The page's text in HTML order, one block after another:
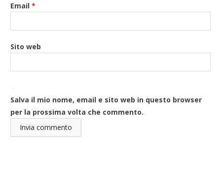
Email*
Sito web
Salva il mio nome, email e sito web in questo browser
per la prossima volta che commento.